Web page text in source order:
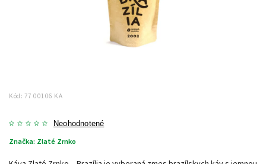
Kód: 77 00106 KA
Neohodnotené
Značka: Zlaté Zrnko